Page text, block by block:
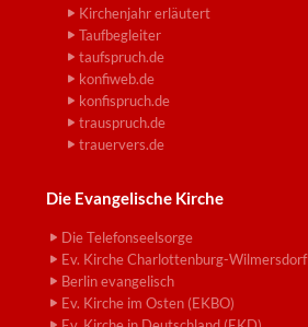
Kirchenjahr erläutert
Taufbegleiter
taufspruch.de
konfiweb.de
konfispruch.de
trauspruch.de
trauervers.de
Die Evangelische Kirche
Die Telefonseelsorge
Ev. Kirche Charlottenburg-Wilmersdorf
Berlin evangelisch
Ev. Kirche im Osten (EKBO)